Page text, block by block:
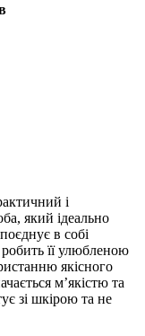
і
який ідеально
в собі
її улюбленою
якісного
м’якістю та
зі шкірою та не